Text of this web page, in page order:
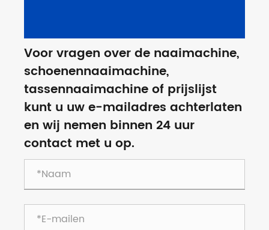
Voor vragen over de naaimachine,
schoenennaaimachine,
tassennaaimachine of prijslijst
kunt u uw e-mailadres achterlaten
en wij nemen binnen 24 uur
contact met u op.